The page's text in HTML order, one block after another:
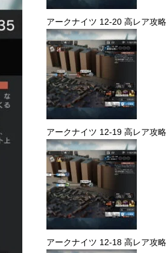
アークナイツ 12-20 高レア攻略
アークナイツ 12-19 高レア攻略
アークナイツ 12-18 高レア攻略